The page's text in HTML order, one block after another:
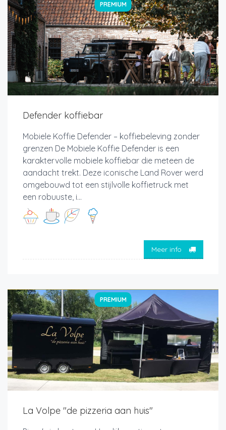
PREMIUM
Defender koffiebar
Mobiele Koffie Defender – koffiebeleving zonder
grenzen De Mobiele Koffie Defender is een
karaktervolle mobiele koffiebar die meteen de
aandacht trekt. Deze iconische Land Rover werd
omgebouwd tot een stijlvolle koffietruck met
een robuuste, i...
Meer info
PREMIUM
La Volpe "de pizzeria aan huis"